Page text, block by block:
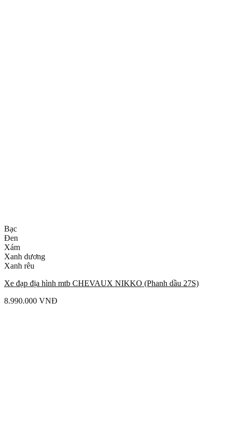
Bạc
Đen
Xám
Xanh dương
Xanh rêu
Xe đạp địa hình mtb CHEVAUX NIKKO (Phanh dầu 27S)
8.990.000 VNĐ